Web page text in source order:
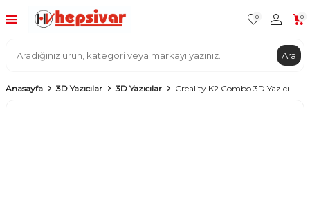
Ara
0 0
Anasayfa 3D Yazıcılar 3D Yazıcılar Creality K2 Combo 3D Yazıcı